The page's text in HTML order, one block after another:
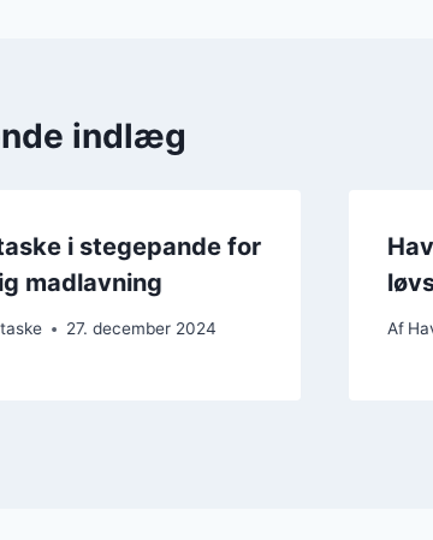
indlæg
i stegepande for
madlavning
27. december 2024 Af